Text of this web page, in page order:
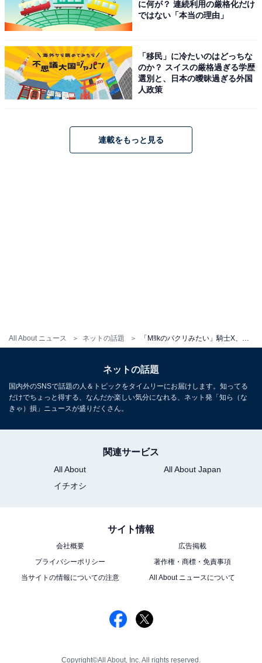
All About ニュース ネットの話題 「M!lkのパクリみたい」騎士X、新曲MVに「既視感あっておもろい」「荒れてるのかわいそう」の声
に何が？ 連続利用の厳格化だけ
ではない「本当の理由」
「移民」に冷たいのはどっちな
のか？ スイスの厳格過ぎる学歴
選別と、日本の曖昧過ぎる外国
人政策
連載をもっと見る
ネットの話題
国内外のSNSで話題の人＆トピックをタイムリーにお届けします。知ってる
だけでちょっと得する、なんだか楽しい気分になれる、ネット発「知ら（な
きゃ）損」ニュースが盛りだくさん。
関連サービス
All About
All About Japan
イチオシ
サイト情報
会社概要
広告掲載
プライバシーポリシー
著作権・商標・免責事項
当サイトの情報についての注意
All About ニュースについて
Copyright©All About, Inc. All rights reserved.